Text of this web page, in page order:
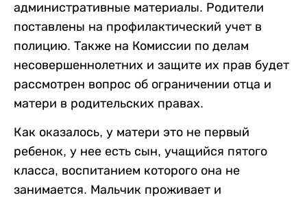
административные материалы. Родители
поставлены на профилактический учет в
полицию. Также на Комиссии по делам
несовершеннолетних и защите их прав будет
рассмотрен вопрос об ограничении отца и
матери в родительских правах.
Как оказалось, у матери это не первый
ребенок, у нее есть сын, учащийся пятого
класса, воспитанием которого она не
занимается. Мальчик проживает и